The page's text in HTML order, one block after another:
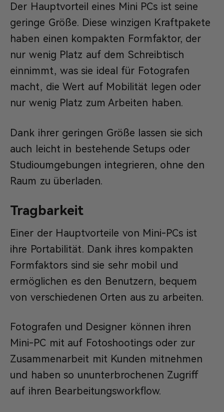
Der Hauptvorteil eines Mini PCs ist seine
geringe Größe. Diese winzigen Kraftpakete
haben einen kompakten Formfaktor, der
nur wenig Platz auf dem Schreibtisch
einnimmt, was sie ideal für Fotografen
macht, die Wert auf Mobilität legen oder
nur wenig Platz zum Arbeiten haben.
Dank ihrer geringen Größe lassen sie sich
auch leicht in bestehende Setups oder
Studioumgebungen integrieren, ohne den
Raum zu überladen.
Tragbarkeit
Einer der Hauptvorteile von Mini-PCs ist
ihre Portabilität. Dank ihres kompakten
Formfaktors sind sie sehr mobil und
ermöglichen es den Benutzern, bequem
von verschiedenen Orten aus zu arbeiten.
Fotografen und Designer können ihren
Mini-PC mit auf Fotoshootings oder zur
Zusammenarbeit mit Kunden mitnehmen
und haben so ununterbrochenen Zugriff
auf ihren Bearbeitungsworkflow.